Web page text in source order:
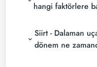
siteleri
sitesini
- Dalaman uçak
un uygun biletini
hangi faktörlere
şirketine, seyahat
rezervasyon
Siirt - Dalaman
dönem ne